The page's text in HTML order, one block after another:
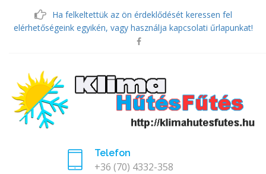
Ha felkeltettük az ön érdeklődését keressen fel
elérhetőségeink egyikén, vagy használja kapcsolati űrlapunkat!
Telefon
+36 (70) 4332-358